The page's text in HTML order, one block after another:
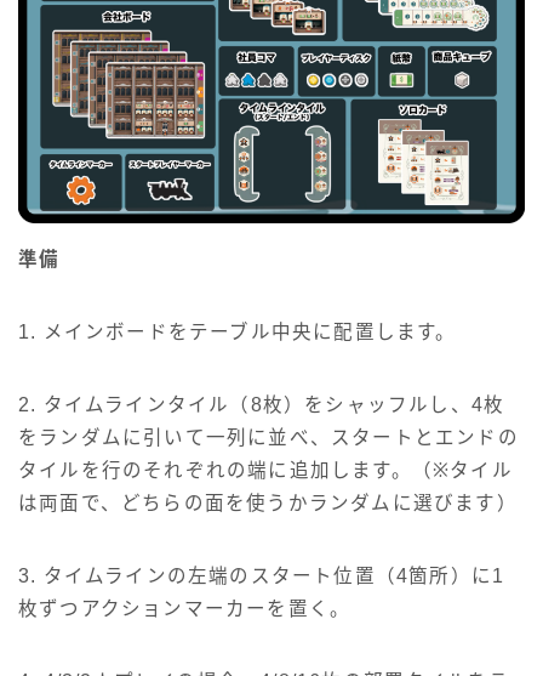
準備
1. メインボードをテーブル中央に配置します。
2. タイムラインタイル（8枚）をシャッフルし、4枚
をランダムに引いて一列に並べ、スタートとエンドの
タイルを行のそれぞれの端に追加します。（※タイル
は両面で、どちらの面を使うかランダムに選びます）
3. タイムラインの左端のスタート位置（4箇所）に1
枚ずつアクションマーカーを置く。